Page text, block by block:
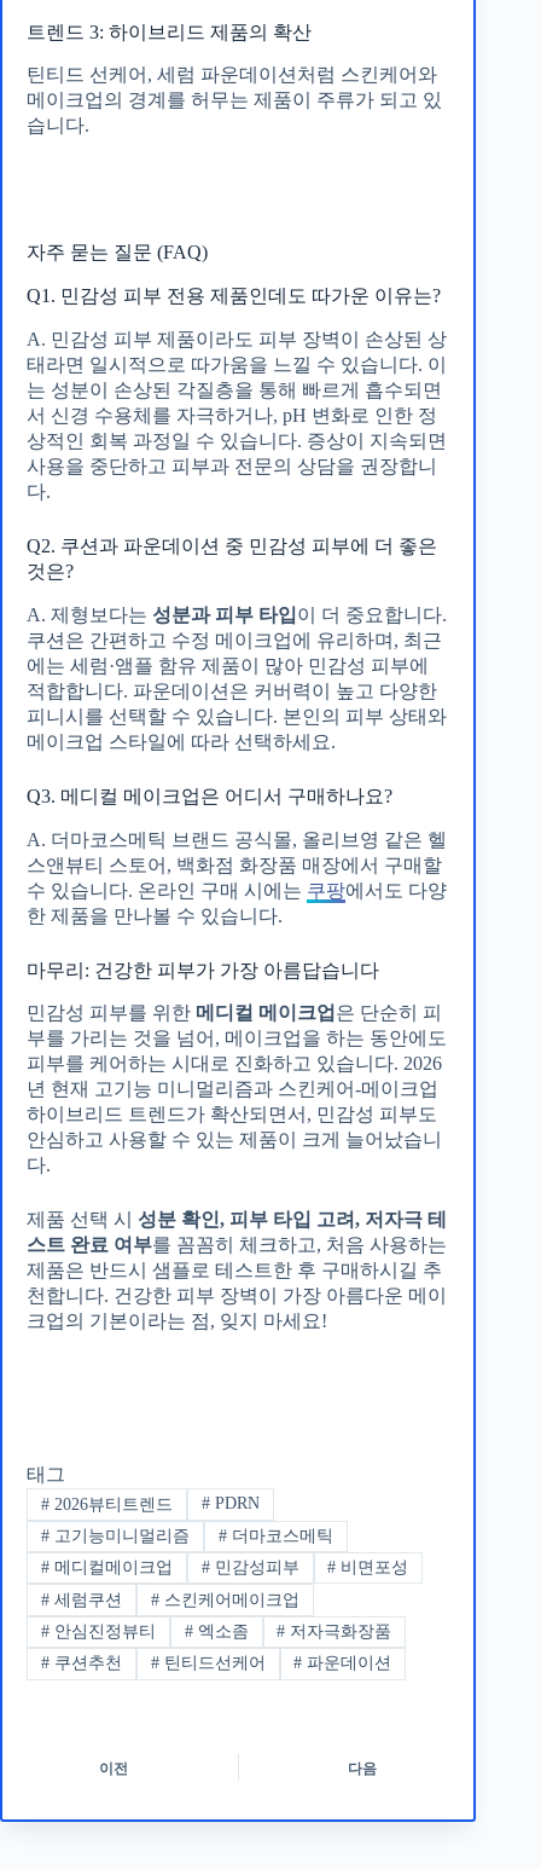
트렌드 3: 하이브리드 제품의 확산
틴티드 선케어, 세럼 파운데이션처럼 스킨케어와
메이크업의 경계를 허무는 제품이 주류가 되고 있
습니다.
자주 묻는 질문 (FAQ)
Q1. 민감성 피부 전용 제품인데도 따가운 이유는?
A. 민감성 피부 제품이라도 피부 장벽이 손상된 상
태라면 일시적으로 따가움을 느낄 수 있습니다. 이
는 성분이 손상된 각질층을 통해 빠르게 흡수되면
서 신경 수용체를 자극하거나, pH 변화로 인한 정
상적인 회복 과정일 수 있습니다. 증상이 지속되면
사용을 중단하고 피부과 전문의 상담을 권장합니
다.
Q2. 쿠션과 파운데이션 중 민감성 피부에 더 좋은
것은?
A. 제형보다는 성분과 피부 타입 이 더 중요합니다.
쿠션은 간편하고 수정 메이크업에 유리하며, 최근
에는 세럼·앰플 함유 제품이 많아 민감성 피부에
적합합니다. 파운데이션은 커버력이 높고 다양한
피니시를 선택할 수 있습니다. 본인의 피부 상태와
메이크업 스타일에 따라 선택하세요.
Q3. 메디컬 메이크업은 어디서 구매하나요?
A. 더마코스메틱 브랜드 공식몰, 올리브영 같은 헬
스앤뷰티 스토어, 백화점 화장품 매장에서 구매할
수 있습니다. 온라인 구매 시에는 쿠팡에서도 다양
한 제품을 만나볼 수 있습니다.
마무리: 건강한 피부가 가장 아름답습니다
민감성 피부를 위한 메디컬 메이크업 은 단순히 피
부를 가리는 것을 넘어, 메이크업을 하는 동안에도
피부를 케어하는 시대로 진화하고 있습니다. 2026
년 현재 고기능 미니멀리즘과 스킨케어-메이크업
하이브리드 트렌드가 확산되면서, 민감성 피부도
안심하고 사용할 수 있는 제품이 크게 늘어났습니
다.
제품 선택 시 성분 확인, 피부 타입 고려, 저자극 테
스트 완료 여부를 꼼꼼히 체크하고, 처음 사용하는
제품은 반드시 샘플로 테스트한 후 구매하시길 추
천합니다. 건강한 피부 장벽이 가장 아름다운 메이
크업의 기본이라는 점, 잊지 마세요!
태그
#2026뷰티트렌드 #PDRN
#고기능미니멀리즘 #더마코스메틱
#메디컬메이크업 #민감성피부 # 비면포성
#세럼쿠션 #스킨케어메이크업
#안심진정뷰티 #엑소좀 # 저자극화장품
#쿠션추천 #틴티드선케어 # 파운데이션
이전 다음